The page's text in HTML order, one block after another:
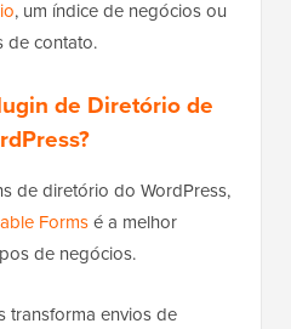
, um índice de negócios ou
de contato.
de Diretório de
de diretório do WordPress,
Formsé a melhor
de negócios.
transforma envios de